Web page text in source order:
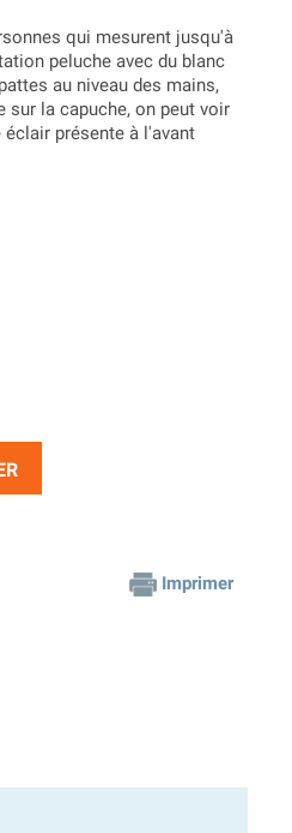
qui mesurent jusqu'à
peluche avec du blanc
au niveau des mains,
sur la capuche, on peut voir
présente à l'avant
Imprimer